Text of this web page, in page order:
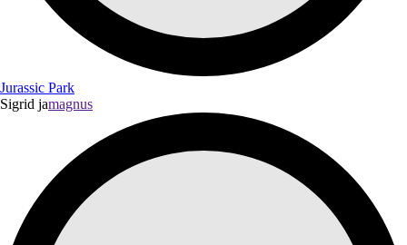
Jurassic Park
Sigrid jamagnus